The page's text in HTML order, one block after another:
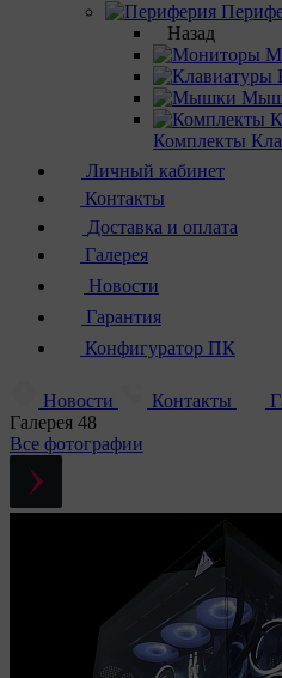
Назад
Комплекты
Личный кабинет
Контакты
Доставка и оплата
Галерея
Новости
Гарантия
Конфигуратор ПК
Новости Контакты
Галерея 48
Все фотографии